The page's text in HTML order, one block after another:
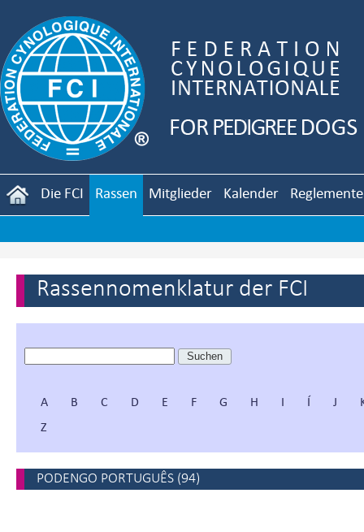
Die FCI Rassen Mitglieder Kalender Reglemente
Rassennomenklatur der FCI
A B C D E F G H I Í J
Z
PODENGO PORTUGUÊS (94)